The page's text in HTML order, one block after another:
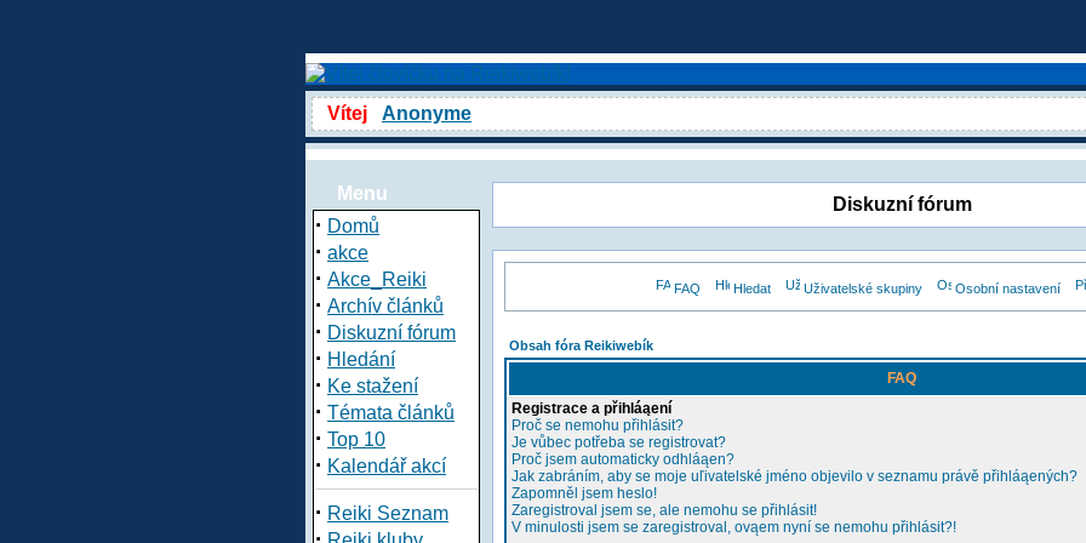
Vítej Anonyme
Menu
· Domů
· akce
· Akce_Reiki
· Archív článků
· Diskuzní fórum
· Hledání
· Ke stažení
· Témata článků
· Top 10
· Kalendář akcí
· Reiki Seznam
Diskuzní fórum
FAQ Hledat Uživatelské skupiny Osobní nastavení
Obsah fóra Reikiwebík
FAQ
Registrace a přihláąení
Proč se nemohu přihlásit?
Je vůbec potřeba se registrovat?
Proč jsem automaticky odhláąen?
Jak zabráním, aby se moje uľivatelské jméno objevilo v seznamu právě přihláąených?
Zapomněl jsem heslo!
Zaregistroval jsem se, ale nemohu se přihlásit!
V minulosti jsem se zaregistroval, ovąem nyní se nemohu přihlásit?!